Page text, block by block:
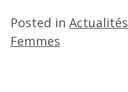
Posted in Actualités
Femmes